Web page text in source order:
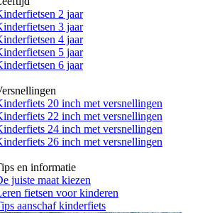
2 jaar
3 jaar
4 jaar
5 jaar
6 jaar
20 inch met versnellingen
22 inch met versnellingen
24 inch met versnellingen
26 inch met versnellingen
en informatie
juiste maat kiezen
fietsen voor kinderen
aanschaf kinderfiets